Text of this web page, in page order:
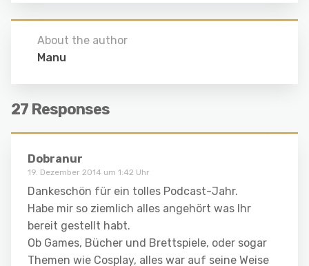
About the author
Manu
27 Responses
Dobranur
19. Dezember 2014 um 1:42 Uhr
Dankeschön für ein tolles Podcast-Jahr.
Habe mir so ziemlich alles angehört was Ihr
bereit gestellt habt.
Ob Games, Bücher und Brettspiele, oder sogar
Themen wie Cosplay, alles war auf seine Weise